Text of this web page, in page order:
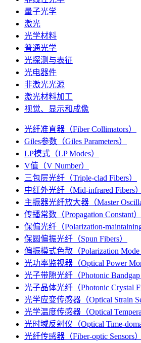
量子光学
激光
光学材料
普通光学
光探测与表征
光电器件
非激光光源
激光材料加工
视觉、显示和成像
光纤准直器（Fiber Collimators）
Giles参数（Giles Parameters）
LP模式（LP Modes）
V值（V Number）
三包层光纤（Triple-clad Fibers）
中红外光纤（Mid-infrared Fibers）
主振器光纤放大器（Master
传播常数（Propagation Constant）
保偏光纤（Polarization-maintaining
保圆偏振光纤（Spun Fibers）
偏振模式色散（Polarization Mode
光功率监视器（Optical Power
光子带隙光纤（Photonic Bandgap
光子晶体光纤（Photonic Crystal
光学应变传感器（Optical Strain
光学温度传感器（Optical
光时域反射仪（Optical Time-
光纤传感器（Fiber-optic Sensors）